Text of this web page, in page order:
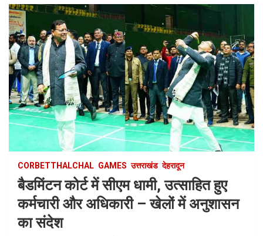
CORBETTHALCHAL GAMES उत्तराखंड देहरादून
बैडमिंटन कोर्ट में सीएम धामी, उत्साहित हुए
कर्मचारी और अधिकारी – खेलों में अनुशासन
का संदेश